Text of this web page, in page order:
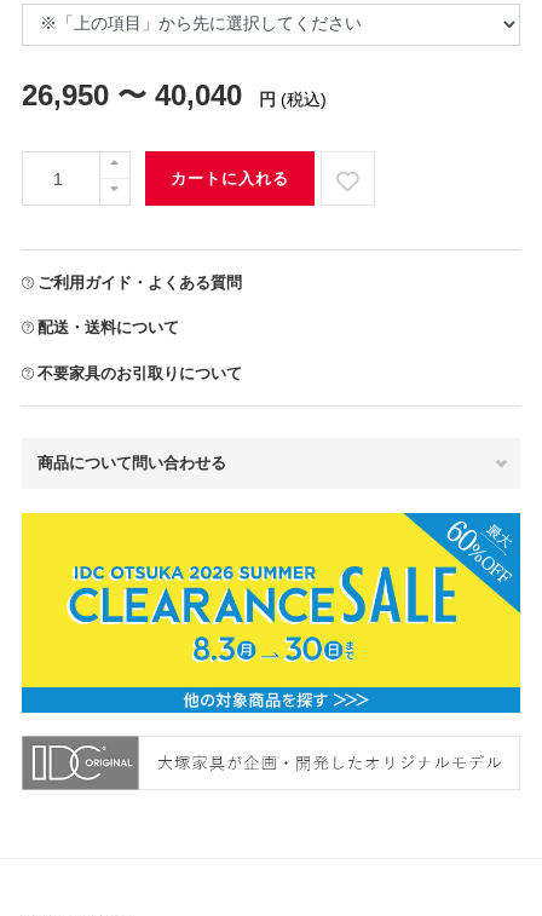
26,950 〜 40,040 円 (税込)
カートに入れる
ご利用ガイド・よくある質問
配送・送料について
不要家具のお引取りについて
商品について問い合わせる